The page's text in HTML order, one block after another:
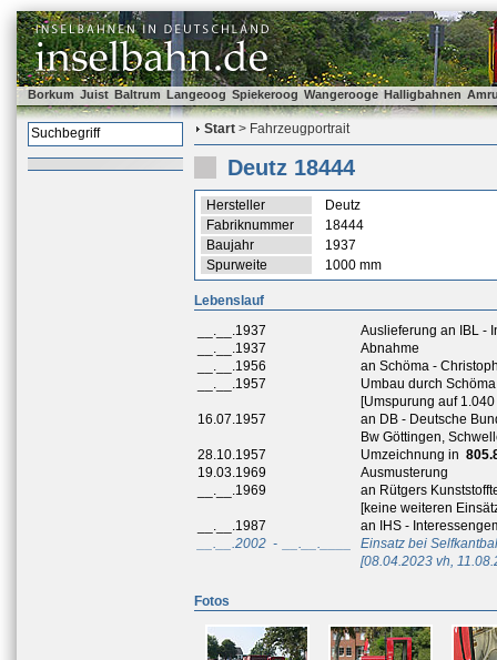
Borkum Juist Baltrum Langeoog Spiekeroog Wangerooge Halligbahnen
Start > Fahrzeugportrait
Deutz 18444
Hersteller
Deutz
Fabriknummer
18444
Baujahr
1937
Spurweite
1000 mm
Lebenslauf
__.__.1937
Auslieferung an IBL -
__.__.1937
Abnahme
__.__.1956
an Schöma -
__.__.1957
Umbau durch
[Umspurung auf 1.040
16.07.1957
an DB - Deutsche
Bw Göttingen,
28.10.1957
Umzeichnung in
19.03.1969
Ausmusterung
__.__.1969
an Rütgers
[keine weiteren
__.__.1987
an IHS -
__.__.2002 - __.__.____
Einsatz bei
[08.04.2023 vh,
Fotos